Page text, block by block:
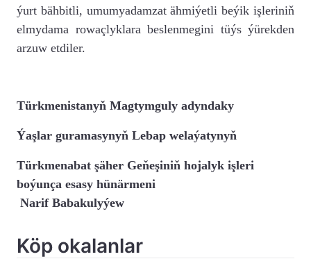
ýurt bähbitli, umumyadamzat ähmiýetli beýik işleriniň
elmydama rowaçlyklara beslenmegini tüýs ýürekden
arzuw etdiler.
Türkmenistanyň Magtymguly adyndaky
Ýaşlar guramasynyň Lebap welaýatynyň
Türkmenabat şäher Geňeşiniň hojalyk işleri
boýunça esasy hünärmeni
Narif Babakulyýew
Köp okalanlar